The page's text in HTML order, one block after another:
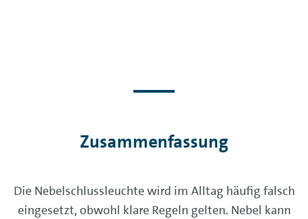
Zusammenfassung
Die Nebelschlussleuchte wird im Alltag häufig falsch
eingesetzt, obwohl klare Regeln gelten. Nebel kann